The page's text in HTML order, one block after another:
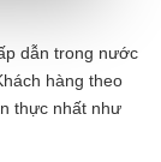
dẫn trong nước
hàng theo
thực nhất như